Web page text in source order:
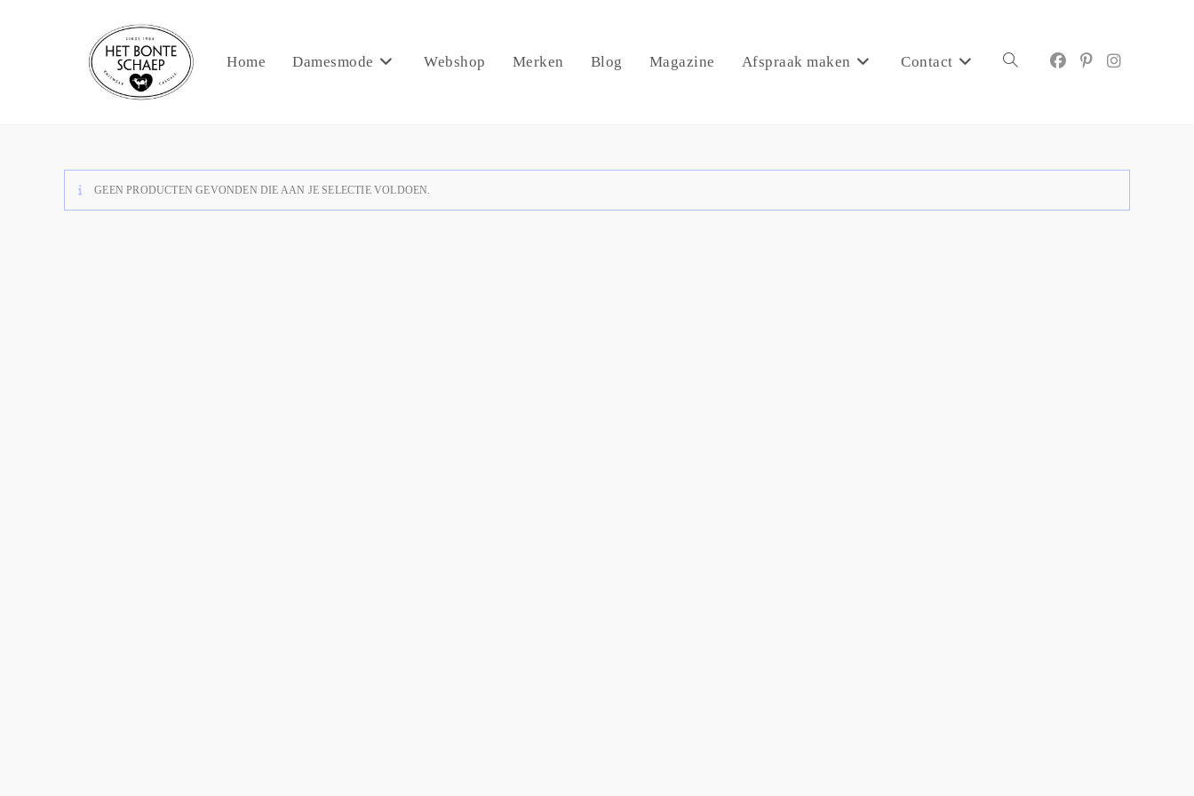
Home Damesmode Webshop Merken Blog Magazine Afspraak maken Contact
GEEN PRODUCTEN GEVONDEN DIE AAN JE SELECTIE VOLDOEN.